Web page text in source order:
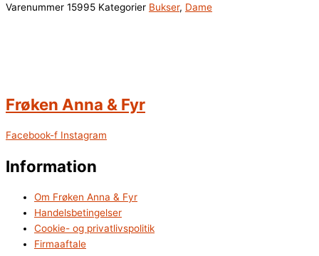
Varenummer 15995 Kategorier Bukser, Dame
Frøken Anna & Fyr
Facebook-f Instagram
Information
Om Frøken Anna & Fyr
Handelsbetingelser
Cookie- og privatlivspolitik
Firmaaftale